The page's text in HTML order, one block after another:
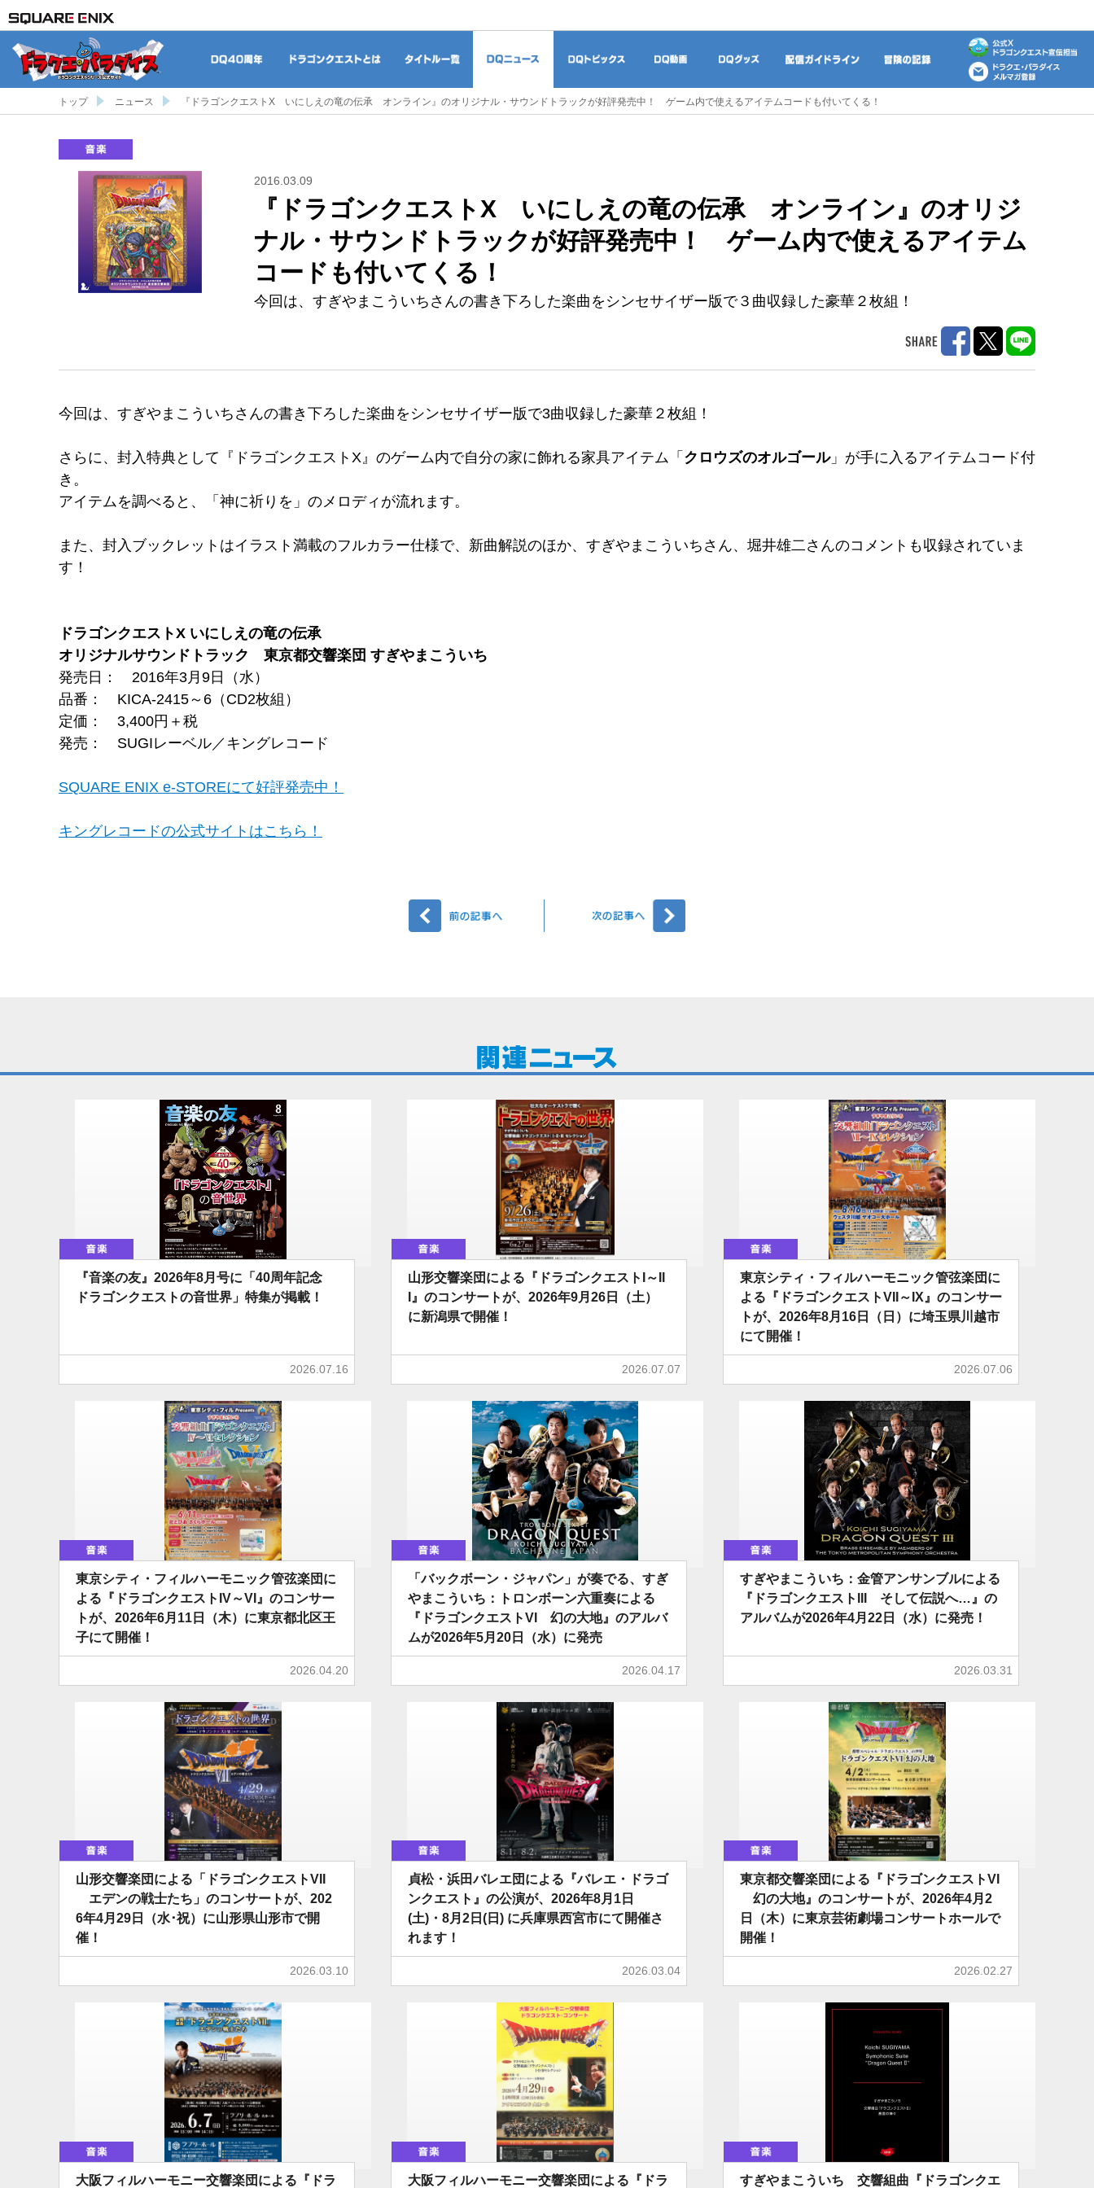
冒険の記録
トップ ニュース 『ドラゴンクエストX いにしえの竜の伝承 オンライン』のオリジナル・サウンドトラックが好評発売中！ ゲーム内で使えるアイテムコードも付いてくる！
2016.03.09
『ドラゴンクエストX いにしえの竜の伝承 オンライン』のオリジ
ナル・サウンドトラックが好評発売中！ ゲーム内で使えるアイテム
コードも付いてくる！
今回は、すぎやまこういちさんの書き下ろした楽曲をシンセサイザー版で３曲収録した豪華２枚組！
今回は、すぎやまこういちさんの書き下ろした楽曲をシンセサイザー版で3曲収録した豪華２枚組！
さらに、封入特典として『ドラゴンクエストX』のゲーム内で自分の家に飾れる家具アイテム「 クロウズのオルゴール」が手に入るアイテムコード付
き。
アイテムを調べると、「神に祈りを」のメロディが流れます。
また、封入ブックレットはイラスト満載のフルカラー仕様で、新曲解説のほか、すぎやまこういちさん、堀井雄二さんのコメントも収録されていま
す！
ドラゴンクエストX いにしえの竜の伝承
オリジナルサウンドトラック 東京都交響楽団 すぎやまこういち
発売日： 2016年3月9日（水）
品番： KICA-2415～6（CD2枚組）
定価： 3,400円＋税
発売： SUGIレーベル／キングレコード
SQUARE ENIX e-STOREにて好評発売中！
キングレコードの公式サイトはこちら！
『音楽の友』2026年8月号に「40周年記念
ドラゴンクエストの音世界」特集が掲載！
2026.07.16
山形交響楽団による『ドラゴンクエストI～II
I』のコンサートが、2026年9月26日（土）
に新潟県で開催！
2026.07.07
東京シティ・フィルハーモニック管弦楽団に
よる『ドラゴンクエストVII～IX』のコンサー
トが、2026年8月16日（日）に埼玉県川越市
にて開催！
2026.07.06
東京シティ・フィルハーモニック管弦楽団に
よる『ドラゴンクエストIV～VI』のコンサー
トが、2026年6月11日（木）に東京都北区王
子にて開催！
2026.04.20
音楽
「バックボーン・ジャパン」が奏でる、すぎ
やまこういち：トロンボーン六重奏による
『ドラゴンクエストVI 幻の大地』のアルバ
ムが2026年5月20日（水）に発売
2026.04.17
音楽
すぎやまこういち：金管アンサンブルによる
『ドラゴンクエストIII そして伝説へ…』の
アルバムが2026年4月22日（水）に発売！
2026.03.31
山形交響楽団による「ドラゴンクエストVII
エデンの戦士たち」のコンサートが、202
6年4月29日（水･祝）に山形県山形市で開
催！
2026.03.10
貞松・浜田バレエ団による『バレエ・ドラゴ
ンクエスト』の公演が、2026年8月1日
(土)・8月2日(日) に兵庫県西宮市にて開催さ
れます！
2026.03.04
東京都交響楽団による『ドラゴンクエストVI
幻の大地』のコンサートが、2026年4月2
日（木）に東京芸術劇場コンサートホールで
開催！
2026.02.27
大阪フィルハーモニー交響楽団による『ドラ 大阪フィルハーモニー交響楽団による『ドラ すぎやまこういち 交響組曲『ドラゴンクエ